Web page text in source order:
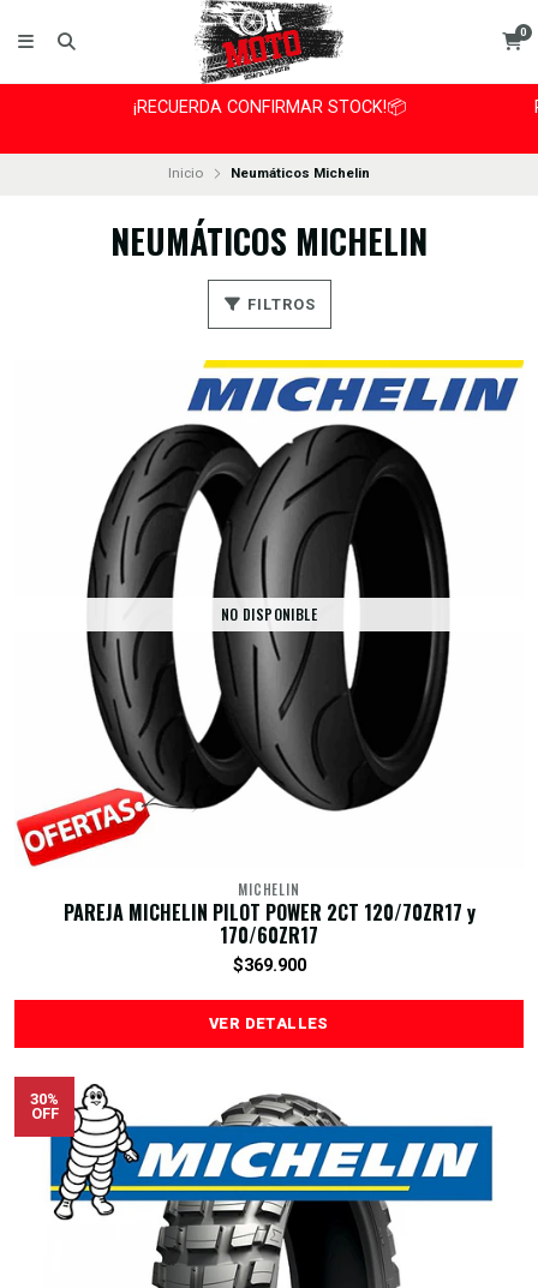
0
¡RECUERDA CONFIRMAR STOCK!📦
Inicio Neumáticos Michelin
NEUMÁTICOS MICHELIN
FILTROS
NO DISPONIBLE
MICHELIN
PAREJA MICHELIN PILOT POWER 2CT 120/70ZR17 y
170/60ZR17
$369.900
VER DETALLES
30%
OFF